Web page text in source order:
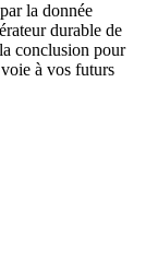
la donnée
durable de
conclusion pour
à vos futurs